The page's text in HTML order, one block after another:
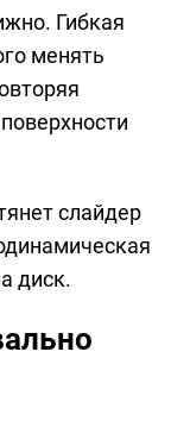
Гибкая
менять
слайдер
диск.